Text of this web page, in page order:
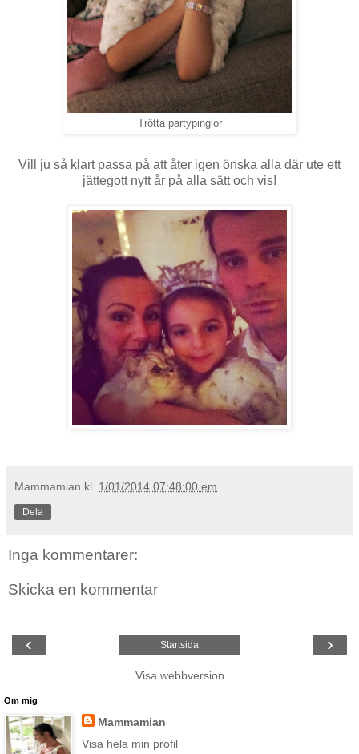
Trötta partypinglor
Vill ju så klart passa på att åter igen önska alla där ute ett
jättegott nytt år på alla sätt och vis!
Mammamian kl. 1/01/2014 07:48:00 em
Dela
Inga kommentarer:
Skicka en kommentar
‹ ›
Startsida
Visa webbversion
Om mig
Mammamian
Visa hela min profil